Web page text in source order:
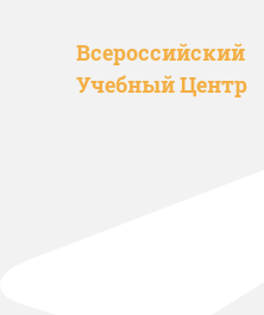
Всероссийский
Учебный Центр